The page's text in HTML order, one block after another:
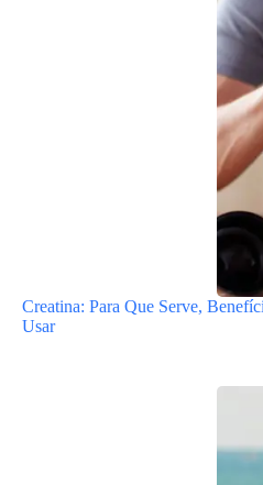
Creatina: Para Que Serve,
Usar